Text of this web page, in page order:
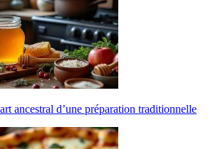
ancestral d’une préparation traditionnelle